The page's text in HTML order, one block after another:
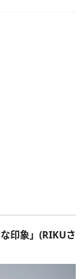
印象」(RIKUさ